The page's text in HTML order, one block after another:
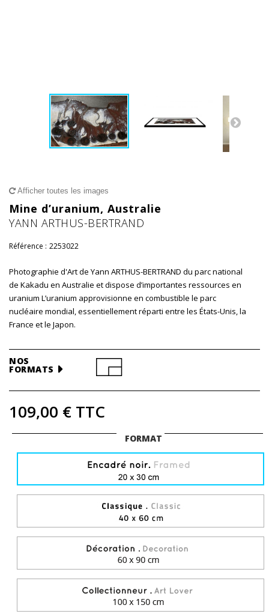
Afficher toutes les images
Mine d’uranium, Australie
YANN ARTHUS-BERTRAND
Référence : 2253022
Photographie d'Art de Yann ARTHUS-BERTRAND du parc national
de Kakadu en Australie et dispose d’importantes ressources en
uranium L’uranium approvisionne en combustible le parc
nucléaire mondial, essentiellement réparti entre les États-Unis, la
France et le Japon.
NOS
FORMATS
109,00 € TTC
FORMAT